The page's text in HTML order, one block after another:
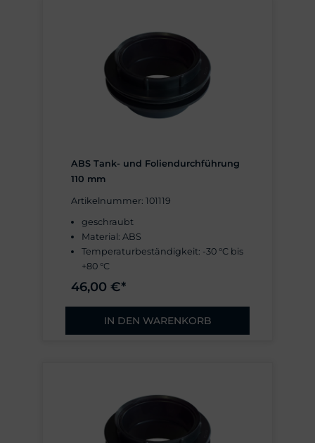
ABS Tank- und Foliendurchführung
110 mm
Artikelnummer: 101119
geschraubt
Material: ABS
Temperaturbeständigkeit: -30 °C bis
+80 °C
46,00 €*
IN DEN WARENKORB